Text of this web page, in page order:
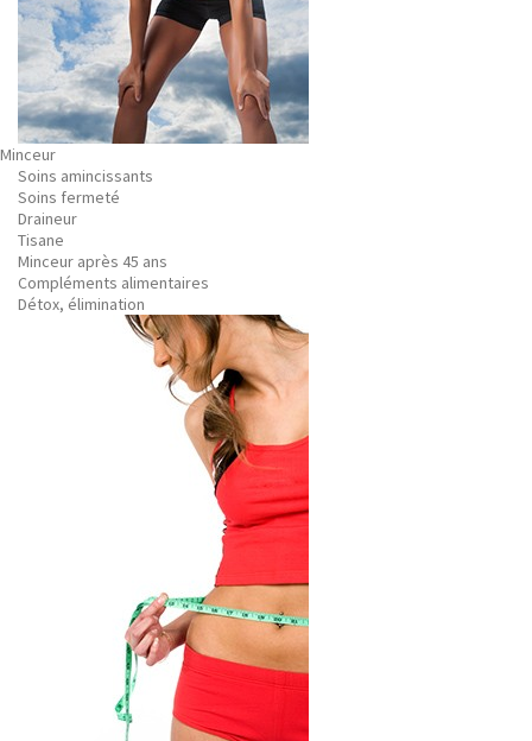
Minceur
Soins amincissants
Soins fermeté
Draineur
Tisane
Minceur après 45 ans
Compléments alimentaires
Détox, élimination